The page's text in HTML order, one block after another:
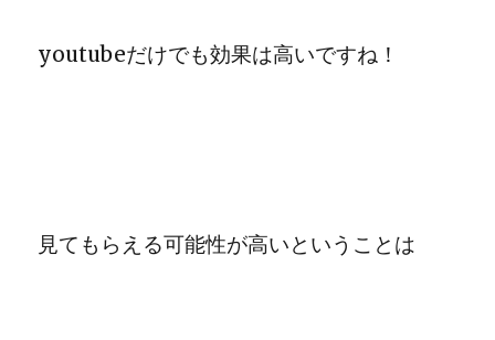
youtubeだけでも効果は高いですね！
見てもらえる可能性が高いということは